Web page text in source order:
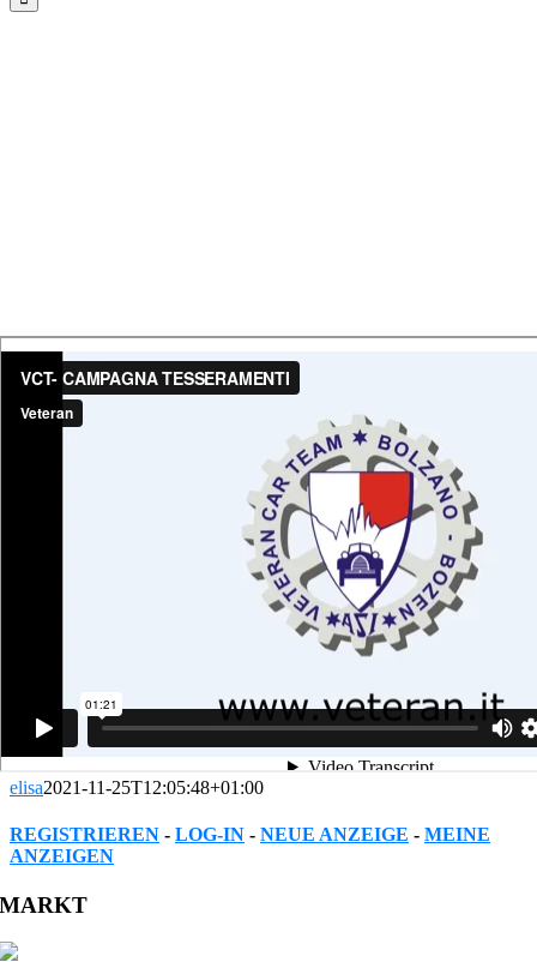
elisa2021-11-25T12:05:48+01:00
REGISTRIEREN - LOG-IN - NEUE ANZEIGE - MEINE
ANZEIGEN
Facebook
Twitter
Reddit
LinkedIn
WhatsApp
Tumblr
Pinterest
Vk
Xing
Email
MARKT